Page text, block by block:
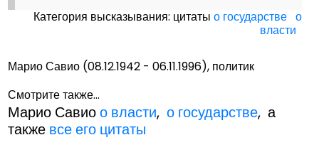
Категория высказывания: цитатыо государстве о
власти
Марио Савио (08.12.1942 - 06.11.1996), политик
Смотрите также...
Марио Савиоо власти,о государстве, а
также все его цитаты